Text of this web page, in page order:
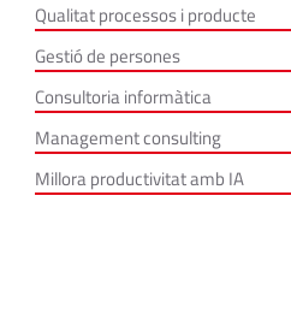
Qualitat processos i producte
Gestió de persones
Consultoria informàtica
Management consulting
Millora productivitat amb IA